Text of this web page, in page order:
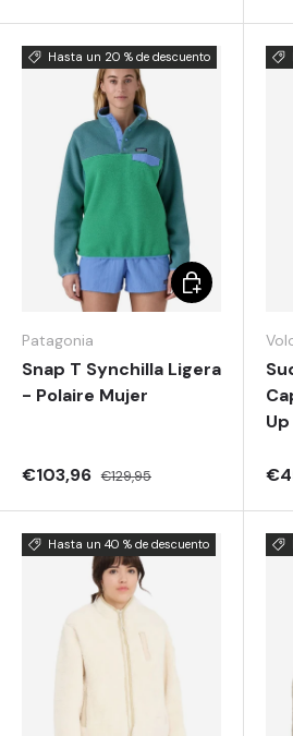
Hasta un 20 % de descuento
Patagonia
Snap T Synchilla Ligera
- Polaire Mujer
€103,96 €129,95
Elegir opciones
Hasta un 40 % de descuento